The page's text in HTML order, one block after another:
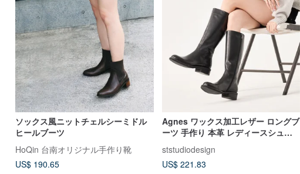
ソックス風ニットチェルシーミドル
ヒールブーツ
HoQin 台南オリジナル手作り靴
US$ 190.65
Agnes ワックス加工レザー ロングブ
ーツ 手作り 本革 レディースシュー
ststudiodesign
US$ 221.83